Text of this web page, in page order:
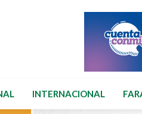
INTERNACIONAL